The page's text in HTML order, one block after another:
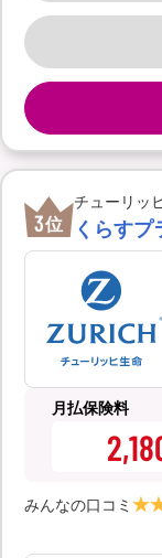
3位
チューリッ
くらすプ
月払保険料
みんなの口コミ